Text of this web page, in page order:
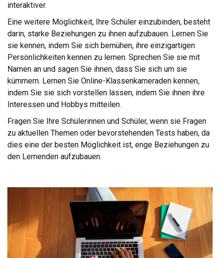
interaktiver.
Eine weitere Möglichkeit, Ihre Schüler einzubinden, besteht
darin, starke Beziehungen zu ihnen aufzubauen. Lernen Sie
sie kennen, indem Sie sich bemühen, ihre einzigartigen
Persönlichkeiten kennen zu lernen. Sprechen Sie sie mit
Namen an und sagen Sie ihnen, dass Sie sich um sie
kümmern. Lernen Sie Online-Klassenkameraden kennen,
indem Sie sie sich vorstellen lassen, indem Sie ihnen ihre
Interessen und Hobbys mitteilen.
Fragen Sie Ihre Schülerinnen und Schüler, wenn sie Fragen
zu aktuellen Themen oder bevorstehenden Tests haben, da
dies eine der besten Möglichkeit ist, enge Beziehungen zu
den Lernenden aufzubauen.